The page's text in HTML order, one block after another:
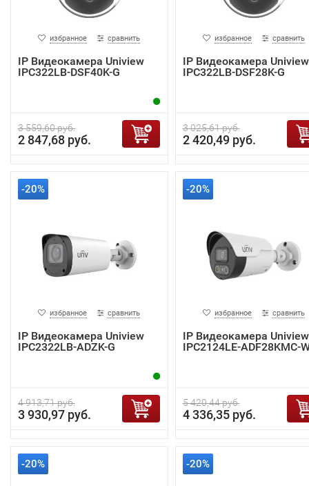
избранное сравнить
IP Видеокамера Uniview
IPC322LB-DSF40K-G
3 559,60 руб.
2 847,68 руб.
избранное сравнить
IP Видеокамера Uniview
IPC322LB-DSF28K-G
3 025,61 руб.
2 420,49 руб.
-20%
избранное сравнить
IP Видеокамера Uniview
IPC2322LB-ADZK-G
4 913,71 руб.
3 930,97 руб.
-20%
избранное сравнить
IP Видеокамера Uniview
IPC2124LE-ADF28KMC-
5 420,44 руб.
4 336,35 руб.
-20% -20%